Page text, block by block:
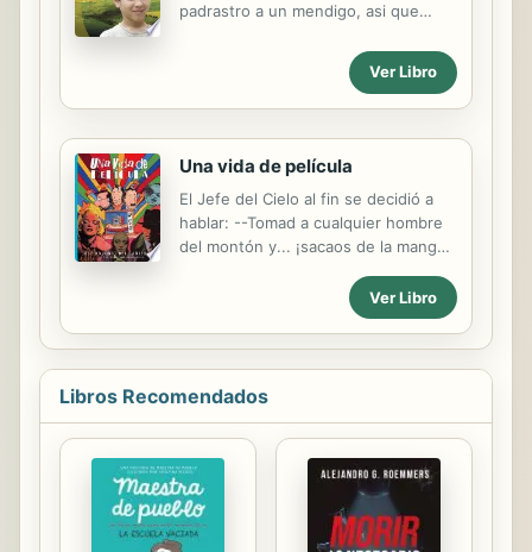
padrastro a un mendigo, asi que
de la aldea en las montañas a un
pueblo donde es posible que haya
un nuevo hogar para Kinza. Y esto
Ver Libro
Una vida de película
El Jefe del Cielo al fin se decidió a
hablar: --Tomad a cualquier hombre
del montón y... ¡sacaos de la manga
Hitchcock dijo: --Un caballero inglés
siempre acepta un desafío... me
más mediocre y aburrido de los
hombres en toda una aventura. ¡En
Ver Libro
Libros Recomendados